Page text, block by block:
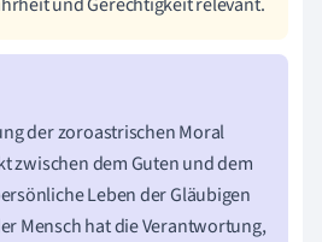
der zoroastrischen Moral
zwischen dem Guten und dem
Leben der Gläubigen
Mensch hat die Verantwortung,